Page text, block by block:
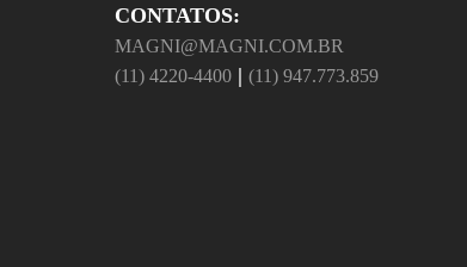
CONTATOS:
MAGNI@MAGNI.COM.BR
(11) 4220-4400 | (11) 947.773.859